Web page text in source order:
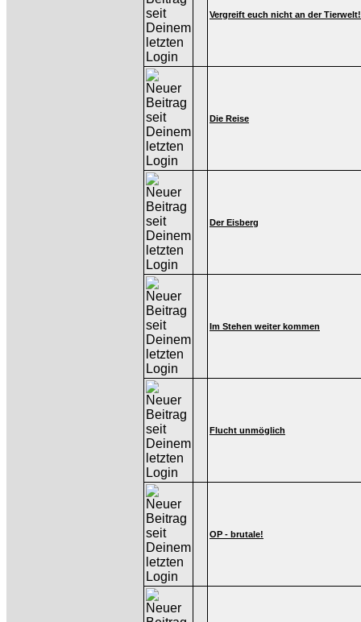
Vergreift euch nicht an der Tierwelt!
Die Reise
Der Eisberg
Im Stehen weiter kommen
Flucht unmöglich
OP - brutale!